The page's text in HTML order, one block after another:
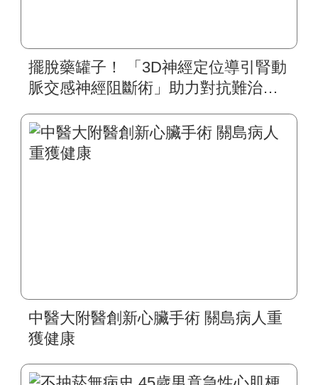
擺脫藥罐子！ 「3D神經定位導引腎動
脈交感神經阻斷術」助力對抗難治性
中醫大附醫創新心臟手術 關島病人重
獲健康